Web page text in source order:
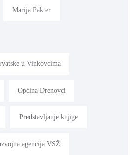
Marija Pakter
u Vinkovcima
Općina Drenovci
Predstavljanje knjige
agencija VSŽ